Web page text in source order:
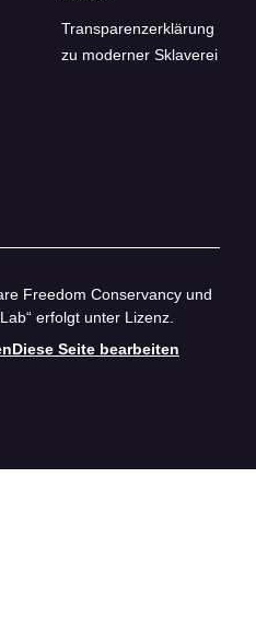
Transparenzerklärung
zu moderner Sklaverei
Freedom Conservancy und
erfolgt unter Lizenz.
Diese Seite bearbeiten